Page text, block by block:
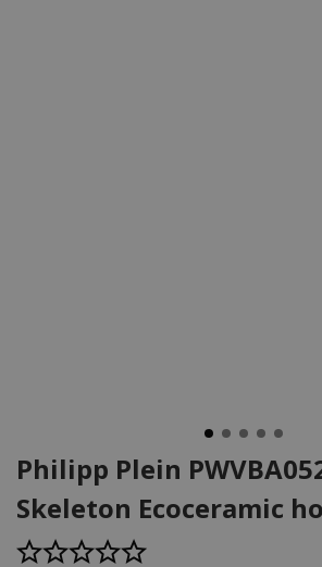
Philipp Plein
Skeleton Ecoceramic